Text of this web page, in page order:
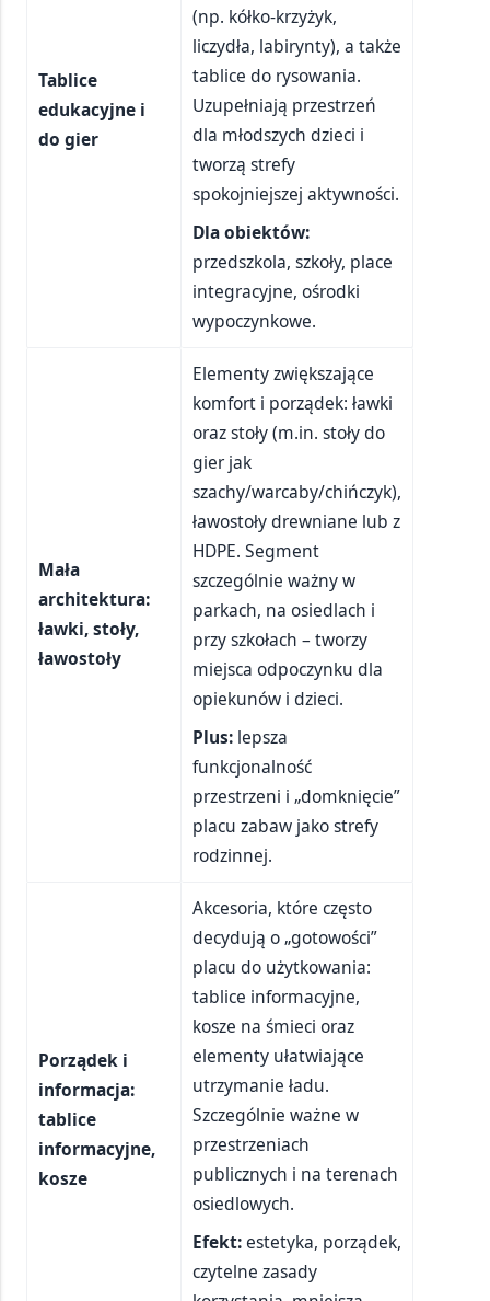
Tablice
edukacyjne i
do gier
(np. kółko-krzyżyk,
liczydła, labirynty), a także
tablice do rysowania.
Uzupełniają przestrzeń
dla młodszych dzieci i
tworzą strefy
spokojniejszej aktywności.
Dla obiektów:
przedszkola, szkoły, place
integracyjne, ośrodki
wypoczynkowe.
Mała
architektura:
ławki, stoły,
ławostoły
Elementy zwiększające
komfort i porządek: ławki
oraz stoły (m.in. stoły do
gier jak
szachy/warcaby/chińczyk),
ławostoły drewniane lub z
HDPE. Segment
szczególnie ważny w
parkach, na osiedlach i
przy szkołach – tworzy
miejsca odpoczynku dla
opiekunów i dzieci.
Plus: lepsza
funkcjonalność
przestrzeni i „domknięcie”
placu zabaw jako strefy
rodzinnej.
Porządek i
informacja:
tablice
informacyjne,
kosze
Akcesoria, które często
decydują o „gotowości”
placu do użytkowania:
tablice informacyjne,
kosze na śmieci oraz
elementy ułatwiające
utrzymanie ładu.
Szczególnie ważne w
przestrzeniach
publicznych i na terenach
osiedlowych.
Efekt:estetyka, porządek,
czytelne zasady